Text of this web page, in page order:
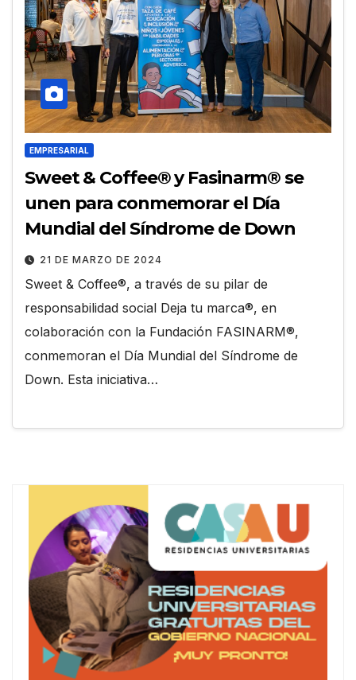
EMPRESARIAL
Sweet & Coffee® y Fasinarm® se
unen para conmemorar el Día
Mundial del Síndrome de Down
21 DE MARZO DE 2024
Sweet & Coffee®, a través de su pilar de
responsabilidad social Deja tu marca®, en
colaboración con la Fundación FASINARM®,
conmemoran el Día Mundial del Síndrome de
Down. Esta iniciativa…